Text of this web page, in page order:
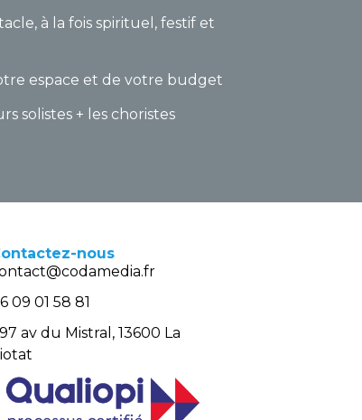
à la fois spirituel, festif et
espace et de votre budget
solistes + les choristes
nous
09 01 58 81​
av du Mistral, 13600 La